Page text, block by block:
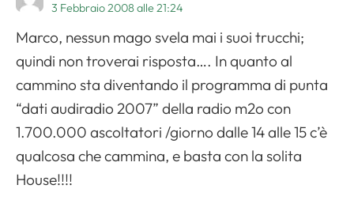
3 Febbraio 2008 alle 21:24
Marco, nessun mago svela mai i suoi trucchi;
quindi non troverai risposta…. In quanto al
cammino sta diventando il programma di punta
“dati audiradio 2007” della radio m2o con
1.700.000 ascoltatori /giorno dalle 14 alle 15 c’è
qualcosa che cammina, e basta con la solita
House!!!!